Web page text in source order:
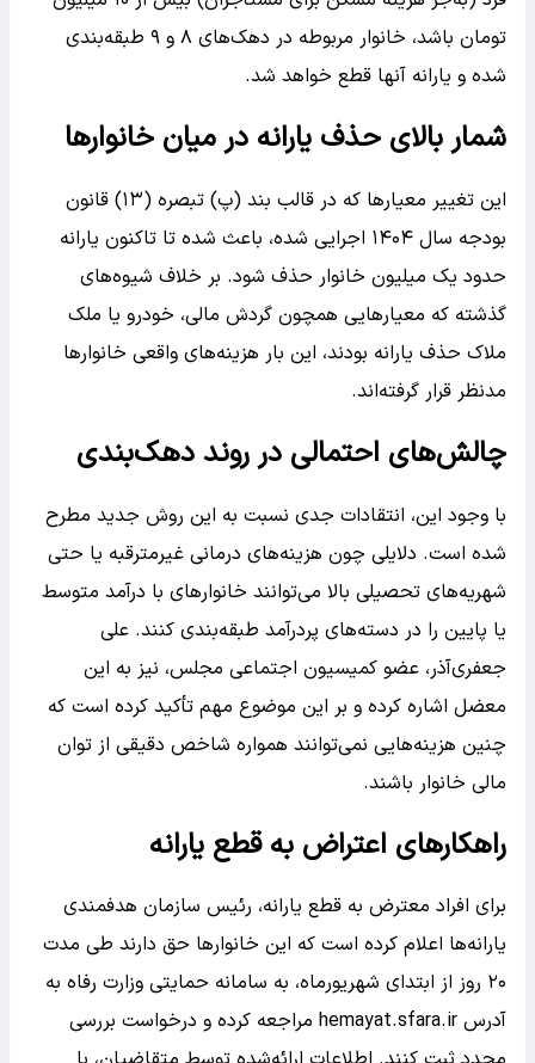
تومان باشد، خانوار مربوطه در دهک‌های ۸ و ۹ طبقه‌بندی
شده و یارانه آنها قطع خواهد شد.
شمار بالای حذف یارانه در میان خانوارها
این تغییر معیارها که در قالب بند (پ) تبصره (۱۳) قانون
بودجه سال ۱۴۰۴ اجرایی شده، باعث شده تا تاکنون یارانه
حدود یک میلیون خانوار حذف شود. بر خلاف شیوه‌های
گذشته که معیارهایی همچون گردش مالی، خودرو یا ملک
ملاک حذف یارانه بودند، این بار هزینه‌های واقعی خانوارها
مدنظر قرار گرفته‌اند.
چالش‌های احتمالی در روند دهک‌بندی
با وجود این، انتقادات جدی نسبت به این روش جدید مطرح
شده است. دلایلی چون هزینه‌های درمانی غیرمترقبه یا حتی
شهریه‌های تحصیلی بالا می‌توانند خانوارهای با درآمد متوسط
یا پایین را در دسته‌های پردرآمد طبقه‌بندی کنند. علی
جعفری‌آذر، عضو کمیسیون اجتماعی مجلس، نیز به این
معضل اشاره کرده و بر این موضوع مهم تأکید کرده است که
چنین هزینه‌هایی نمی‌توانند همواره شاخص دقیقی از توان
مالی خانوار باشند.
راهکارهای اعتراض به قطع یارانه
برای افراد معترض به قطع یارانه، رئیس سازمان هدفمندی
یارانه‌ها اعلام کرده است که این خانوارها حق دارند طی مدت
۲۰ روز از ابتدای شهریورماه، به سامانه حمایتی وزارت رفاه به
آدرس hemayat.sfara.ir مراجعه کرده و درخواست بررسی